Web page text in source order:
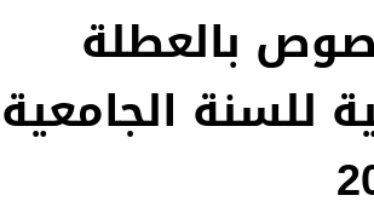
بالعطلة
للسنة الجامعية